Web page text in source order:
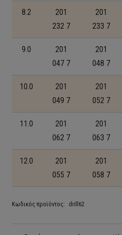
8.2
201
232 7
201
233 7
9.0
201
047 7
201
048 7
10.0
201
049 7
201
052 7
11.0
201
062 7
201
063 7
12.0
201
055 7
201
058 7
Κωδικός προϊόντος: drill62